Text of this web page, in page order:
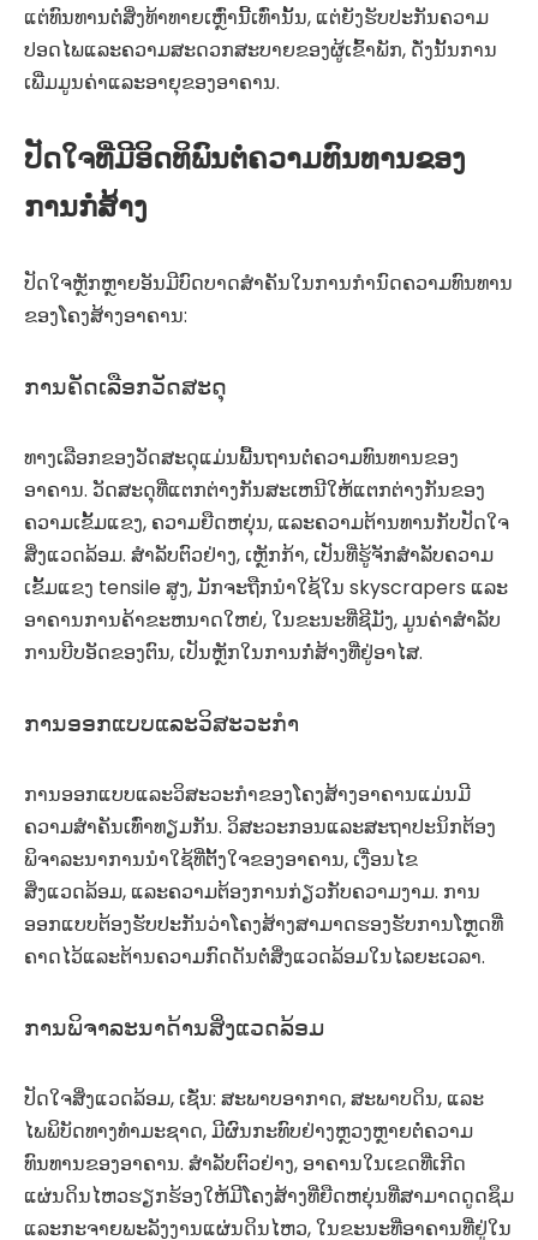
ແຕ່ທົນທານຕໍ່ສິ່ງທ້າທາຍເຫຼົ່ານີ້ເທົ່ານັ້ນ, ແຕ່ຍັງຮັບປະກັນຄວາມ
ປອດໄພແລະຄວາມສະດວກສະບາຍຂອງຜູ້ເຂົ້າພັກ, ດັ່ງນັ້ນການ
ເພີ່ມມູນຄ່າແລະອາຍຸຂອງອາຄານ.
ປັດໃຈທີ່ມີອິດທິພົນຕໍ່ຄວາມທົນທານຂອງ
ການກໍ່ສ້າງ
ປັດໃຈຫຼັກຫຼາຍອັນມີບົດບາດສໍາຄັນໃນການກໍານົດຄວາມທົນທານ
ຂອງໂຄງສ້າງອາຄານ:
ການຄັດເລືອກວັດສະດຸ
ທາງເລືອກຂອງວັດສະດຸແມ່ນພື້ນຖານຕໍ່ຄວາມທົນທານຂອງ
ອາຄານ. ວັດສະດຸທີ່ແຕກຕ່າງກັນສະເຫນີໃຫ້ແຕກຕ່າງກັນຂອງ
ຄວາມເຂັ້ມແຂງ, ຄວາມຍືດຫຍຸ່ນ, ແລະຄວາມຕ້ານທານກັບປັດໃຈ
ສິ່ງແວດລ້ອມ. ສໍາລັບຕົວຢ່າງ, ເຫຼັກກ້າ, ເປັນທີ່ຮູ້ຈັກສໍາລັບຄວາມ
ເຂັ້ມແຂງ tensile ສູງ, ມັກຈະຖືກນໍາໃຊ້ໃນ skyscrapers ແລະ
ອາຄານການຄ້າຂະຫນາດໃຫຍ່, ໃນຂະນະທີ່ຊີມັງ, ມູນຄ່າສໍາລັບ
ການບີບອັດຂອງຕົນ, ເປັນຫຼັກໃນການກໍ່ສ້າງທີ່ຢູ່ອາໄສ.
ການອອກແບບແລະວິສະວະກໍາ
ການອອກແບບແລະວິສະວະກໍາຂອງໂຄງສ້າງອາຄານແມ່ນມີ
ຄວາມສໍາຄັນເທົ່າທຽມກັນ. ວິສະວະກອນແລະສະຖາປະນິກຕ້ອງ
ພິຈາລະນາການນໍາໃຊ້ທີ່ຕັ້ງໃຈຂອງອາຄານ, ເງື່ອນໄຂ
ສິ່ງແວດລ້ອມ, ແລະຄວາມຕ້ອງການກ່ຽວກັບຄວາມງາມ. ການ
ອອກແບບຕ້ອງຮັບປະກັນວ່າໂຄງສ້າງສາມາດຮອງຮັບການໂຫຼດທີ່
ຄາດໄວ້ແລະຕ້ານຄວາມກົດດັນຕໍ່ສິ່ງແວດລ້ອມໃນໄລຍະເວລາ.
ການພິຈາລະນາດ້ານສິ່ງແວດລ້ອມ
ປັດໃຈສິ່ງແວດລ້ອມ, ເຊັ່ນ: ສະພາບອາກາດ, ສະພາບດິນ, ແລະ
ໄພພິບັດທາງທໍາມະຊາດ, ມີຜົນກະທົບຢ່າງຫຼວງຫຼາຍຕໍ່ຄວາມ
ທົນທານຂອງອາຄານ. ສໍາລັບຕົວຢ່າງ, ອາຄານໃນເຂດທີ່ເກີດ
ແຜ່ນດິນໄຫວຮຽກຮ້ອງໃຫ້ມີໂຄງສ້າງທີ່ຍືດຫຍຸ່ນທີ່ສາມາດດູດຊຶມ
ແລະກະຈາຍພະລັງງານແຜ່ນດິນໄຫວ, ໃນຂະນະທີ່ອາຄານທີ່ຢູ່ໃນ